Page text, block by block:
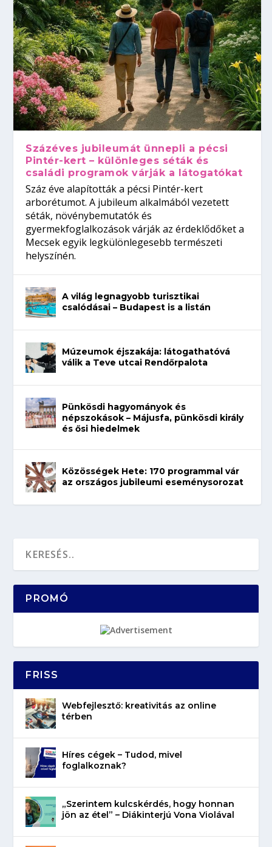
Százéves jubileumát ünnepli a pécsi
Pintér-kert – különleges séták és
családi programok várják a látogatókat
Száz éve alapították a pécsi Pintér-kert
arborétumot. A jubileum alkalmából vezetett
séták, növénybemutatók és
gyermekfoglalkozások várják az érdeklődőket a
Mecsek egyik legkülönlegesebb természeti
helyszínén.
A világ legnagyobb turisztikai
csalódásai – Budapest is a listán
Múzeumok éjszakája: látogathatóvá
válik a Teve utcai Rendőrpalota
Pünkösdi hagyományok és
népszokások – Májusfa, pünkösdi király
és ősi hiedelmek
Közösségek Hete: 170 programmal vár
az országos jubileumi eseménysorozat
PROMÓ
FRISS
Webfejlesztő: kreativitás az online
térben
Híres cégek – Tudod, mivel
foglalkoznak?
„Szerintem kulcskérdés, hogy honnan
jön az étel” – Diákinterjú Vona Violával